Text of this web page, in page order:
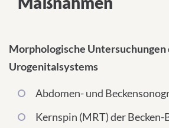
Morphologische Untersuchungen
Urogenitalsystems
Abdomen- und
Kernspin (MRT) der Becken-